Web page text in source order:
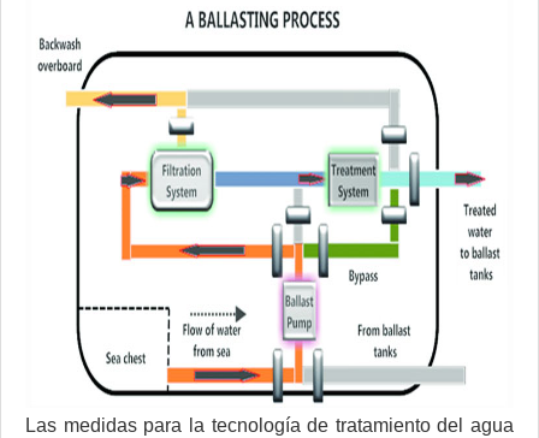
Las medidas para la tecnología de tratamiento del agua